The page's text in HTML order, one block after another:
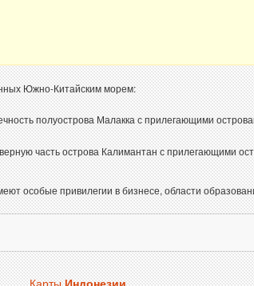
Южно-Китайским морем:
полуострова Малакка с прилегающими
часть острова Калимантан с прилегающими
особые привилегии в бизнесе, области
КартыИндонезии